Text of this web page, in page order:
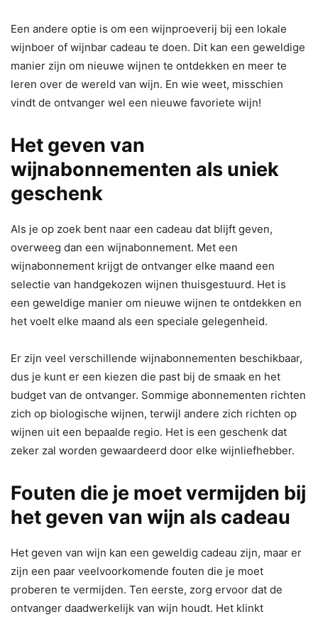
Een andere optie is om een wijnproeverij bij een lokale
wijnboer of wijnbar cadeau te doen. Dit kan een geweldige
manier zijn om nieuwe wijnen te ontdekken en meer te
leren over de wereld van wijn. En wie weet, misschien
vindt de ontvanger wel een nieuwe favoriete wijn!
Het geven van
wijnabonnementen als uniek
geschenk
Als je op zoek bent naar een cadeau dat blijft geven,
overweeg dan een wijnabonnement. Met een
wijnabonnement krijgt de ontvanger elke maand een
selectie van handgekozen wijnen thuisgestuurd. Het is
een geweldige manier om nieuwe wijnen te ontdekken en
het voelt elke maand als een speciale gelegenheid.
Er zijn veel verschillende wijnabonnementen beschikbaar,
dus je kunt er een kiezen die past bij de smaak en het
budget van de ontvanger. Sommige abonnementen richten
zich op biologische wijnen, terwijl andere zich richten op
wijnen uit een bepaalde regio. Het is een geschenk dat
zeker zal worden gewaardeerd door elke wijnliefhebber.
Fouten die je moet vermijden bij
het geven van wijn als cadeau
Het geven van wijn kan een geweldig cadeau zijn, maar er
zijn een paar veelvoorkomende fouten die je moet
proberen te vermijden. Ten eerste, zorg ervoor dat de
ontvanger daadwerkelijk van wijn houdt. Het klinkt